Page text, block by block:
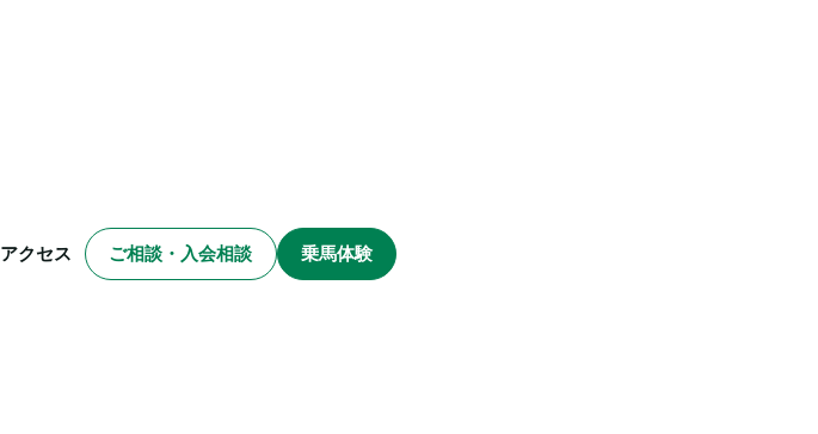
アクセス ご相談・入会相談 乗馬体験